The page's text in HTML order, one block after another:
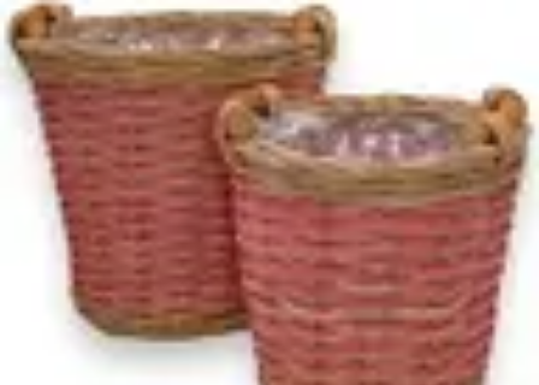
Règles et Jeux
Jeux de société Astuces et conseilsCréation de Jeux
Cartes
Création de jeux
Règles et Jeux